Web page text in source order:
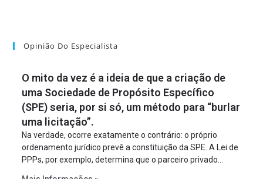
Opinião Do Especialista
O mito da vez é a ideia de que a criação de
uma Sociedade de Propósito Específico
(SPE) seria, por si só, um método para “burlar
uma licitação”.
Na verdade, ocorre exatamente o contrário: o próprio
ordenamento jurídico prevê a constituição da SPE. A Lei de
PPPs, por exemplo, determina que o parceiro privado